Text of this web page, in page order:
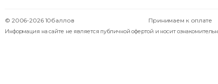
© 2006-2026 10баллов Принимаем к оплате
Информация на сайте не является публичной офертой и носит